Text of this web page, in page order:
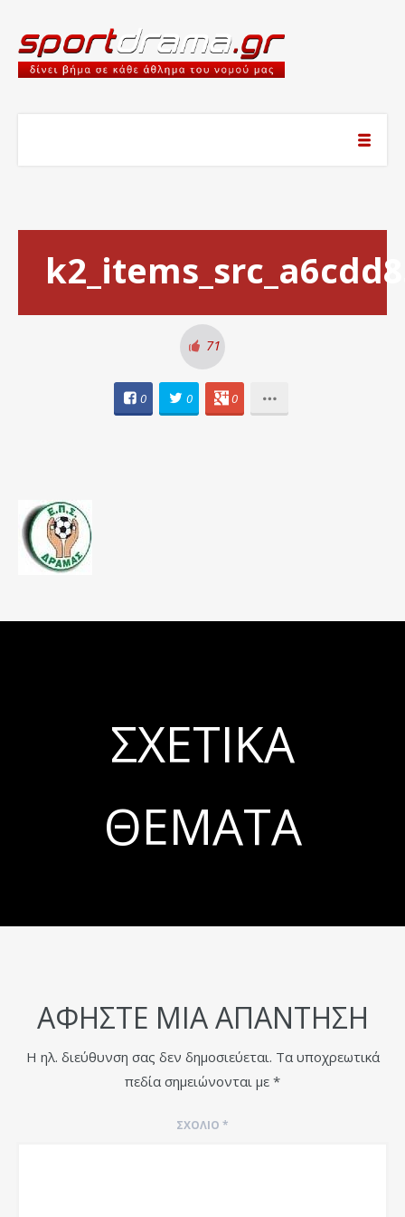
71
0 0 0
ΣΧΕΤΙΚΆ
ΘΈΜΑΤΑ
ΑΦΉΣΤΕ ΜΙΑ ΑΠΆΝΤΗΣΗ
Η ηλ. διεύθυνση σας δεν δημοσιεύεται. Τα υποχρεωτικά
πεδία σημειώνονται με *
ΣΧΌΛΙΟ *